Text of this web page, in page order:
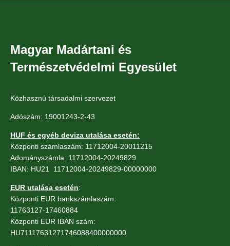
Magyar Madártani és
Természetvédelmi Egyesület
Közhasznú társadalmi szervezet
Adószám: 19001243-2-43
HUF és egyéb deviza utalása esetén:
Központi számlaszám: 11712004-20011215
Adományszámla: 11712004-20249829
IBAN: HU21 11712004-20249829-00000000
EUR utalása esetén:
Központi EUR bankszámlaszám:
11763127-17460884
Központi EUR IBAN szám:
HU71117631271746088400000000